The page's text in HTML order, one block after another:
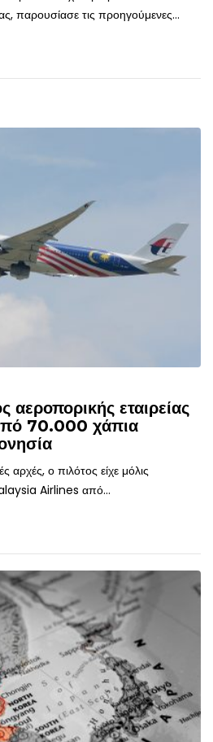
παρουσίασε τις προηγούμενες...
αεροπορικής εταιρείας
70.000 χάπια
αρχές, ο πιλότος είχε μόλις
Airlines από...